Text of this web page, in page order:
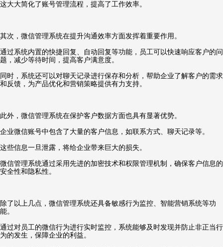
这大大简化了账号管理流程，提高了工作效率。
其次，微信管理系统在提升沟通效率方面发挥着重要作用。
通过系统内置的快捷回复、自动回复等功能，员工可以快速响应客户的问
题，减少等待时间，提高客户满意度。
同时，系统还可以对聊天记录进行保存和分析，帮助企业了解客户的需求
和反馈，为产品优化和营销策略提供有力支持。
此外，微信管理系统在保护客户数据方面也具有显著优势。
企业微信账号中包含了大量的客户信息，如联系方式、聊天记录等。
这些信息一旦泄露，将给企业带来巨大的损失。
微信管理系统通过采用先进的加密技术和权限管理机制，确保客户信息的
安全性和隐私性。
除了以上几点，微信管理系统还具备敏感行为监控、智能营销系统等功
能。
通过对员工的微信行为进行实时监控，系统能够及时发现并防止非正当行
为的发生，保障企业的利益。